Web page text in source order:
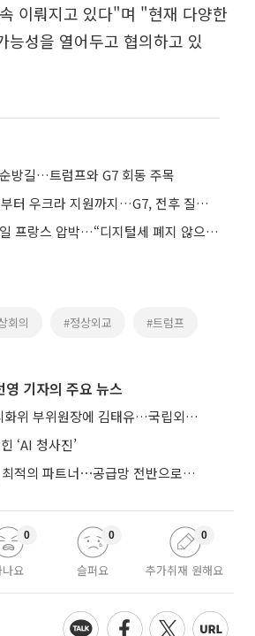
이뤄지고 있다"며 "현재 다양한
능성을 열어두고 협의하고 있
방길…트럼프와 G7 회동 주목
호르무즈 기뢰 제거부터 우크라 지원까지…G7, 전후 질서 논의
트럼프, G7 개막 당일 프랑스 압박…“디지털세 폐지 않으면 와인 100% 관세”
회의 #정상외교 #트럼프
기자의 주요 뉴스
이 대통령, 규제합리화위 부위원장에 김태유…국립외교원장 김흥규
‘AI 청사진’
이 대통령 “아르헨, 최적의 파트너⋯공급망 전반으로 확대”
요
0
슬퍼요
0
추가취재 원해요
0